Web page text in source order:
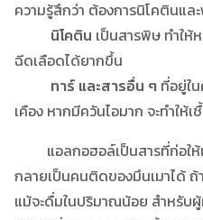
ความรู้สึกว่า ต้องการนิโคตินแ
นิโคติน เป็นสารพิษ ทำใ
ฉีดเลือดได้ยากขึ้น
ทาร์ และสารอื่น ๆ ที่อยู่ใ
เคือง หากมีควันไอมาก จะทำให้
แอลกอฮอล์เป็นสารที่ก่อให้เ
กลายเป็นคนติดของมึนเมาได้
แม้จะดื่มในปริมาณน้อย สำหรับ